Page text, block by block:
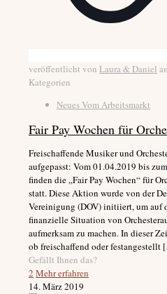
veröffentlicht von Laura & Daniel
Kategorien
Neues Vom Arbeitsmarkt
Fair Pay Wochen für
Freischaffende Musiker und
aufgepasst: Vom 01.04.2019 bis
finden die „Fair Pay Wochen“ für
statt. Diese Aktion wurde von der
Vereinigung (DOV) initiiert, um auf
finanzielle Situation von
aufmerksam zu machen. In dieser
ob freischaffend oder festangestellt
Gefällt Ihnen das?
2 Mehr erfahren
14. März 2019